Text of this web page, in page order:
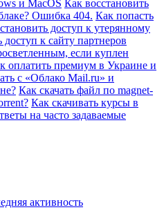
и MacOS Как восстановить
Ошибка 404. Как попасть
доступ к утерянному
к сайту партнеров
если куплен
оплатить премиум в Украине и
с «Облако Mail.ru» и
Как скачать файл по magnet-
Как скачивать курсы в
на часто задаваемые
активность